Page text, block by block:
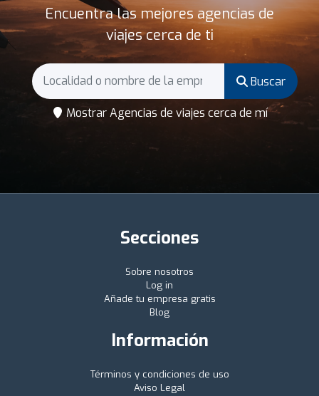
Encuentra las mejores agencias de
viajes cerca de ti
Buscar
Mostrar Agencias de viajes cerca de mí
Secciones
Sobre nosotros
Log in
Añade tu empresa gratis
Blog
Información
Términos y condiciones de uso
Aviso Legal